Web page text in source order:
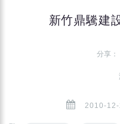
新竹鼎驣建
分享：
2010-